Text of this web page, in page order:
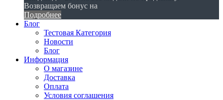
Возвращаем бонус на
Подробнее
Блог
Тестовая Категория
Новости
Блог
Информация
О магазине
Доставка
Оплата
Условия соглашения